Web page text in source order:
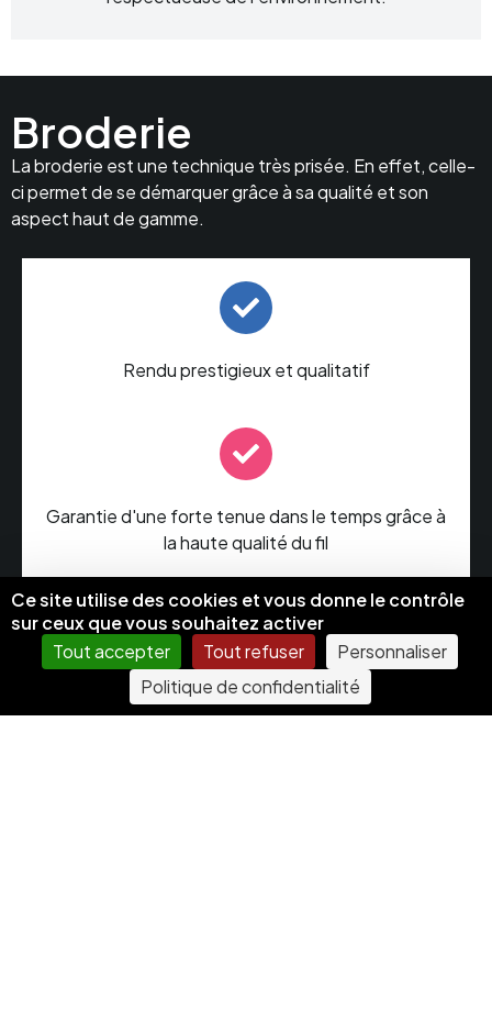
Broderie
La broderie est une technique très prisée. En effet, celle-
ci permet de se démarquer grâce à sa qualité et son
aspect haut de gamme.
Rendu prestigieux et qualitatif
Garantie d'une forte tenue dans le temps grâce à
la haute qualité du fil
Choix de couleur exceptionnel
Ce site utilise des cookies et vous donne le contrôle
sur ceux que vous souhaitez activer
Tout accepter
Tout refuser
Personnaliser
Politique de confidentialité